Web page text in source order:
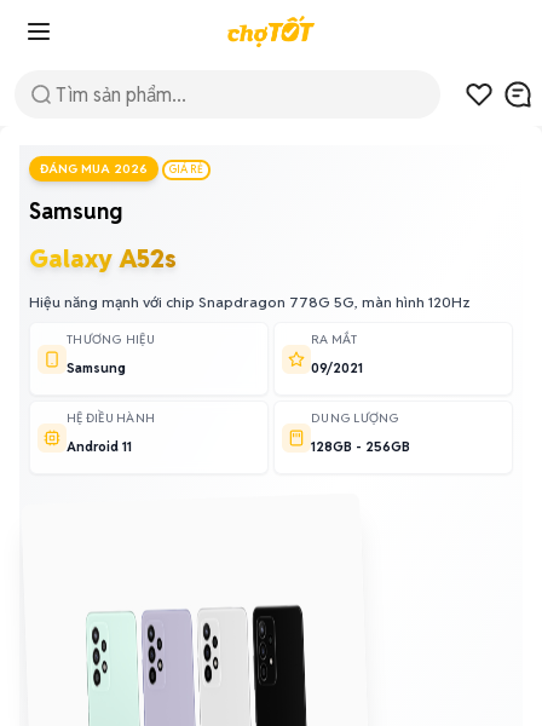
ĐÁNG MUA 2026 GIÁ RẺ
Samsung
Galaxy A52s
Hiệu năng mạnh với chip Snapdragon 778G 5G, màn hình 120Hz
THƯƠNG HIỆU
Samsung
RA MẮT
09/2021
HỆ ĐIỀU HÀNH
Android 11
DUNG LƯỢNG
128GB - 256GB